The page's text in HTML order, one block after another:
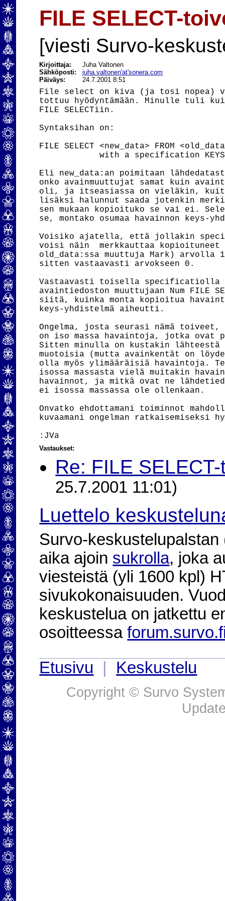
FILE SELECT-
[viesti Survo-
Kirjoittaja:
Juha Valtonen
Sähköposti:juha.valtonen'at'sonera.com
Päiväys:
24.7.2001 8:51
File select on kiva (ja tosi nopea)
tottuu hyödyntämään. Minulle tuli
FILE SELECTiin.
Syntaksihan on:
FILE SELECT <new_data> FROM
with a specification
Eli new_data:an poimitaan
onko avainmuuttujat samat kuin
oli, ja itseasiassa on vieläkin,
lisäksi halunnut saada jotenkin
sen mukaan kopioituko se vai ei.
se, montako osumaa havainnon keys-
Voisiko ajatella, että jollakin
voisi näin  merkkauttaa
old_data:ssa muuttuja Mark) arvolla
sitten vastaavasti arvokseen 0.
Vastaavasti toisella specificatiolla
avaintiedoston muuttujaan Num FILE
siitä, kuinka monta kopioitua
keys-yhdistelmä aiheutti.
Ongelma, josta seurasi nämä
on iso massa havaintoja, jotka ovat
Sitten minulla on kustakin
muotoisia (mutta avainkentät on
olla myös ylimääräisiä havaintoja.
isossa massasta vielä muitakin
havainnot, ja mitkä ovat ne
ei isossa massassa ole ollenkaan.
Onvatko ehdottamani toiminnot
kuvaamani ongelman ratkaisemiseksi
Vastaukset:
Re: FILE
25.7.2001 11:01)
Luettelo
Survo-
aika ajoin sukrolla, joka
viesteistä (yli 1600 kpl)
sivukokonaisuuden.
keskustelua on jatkettu
osoitteessa
Etusivu
Keskustelu
Copyright © Survo